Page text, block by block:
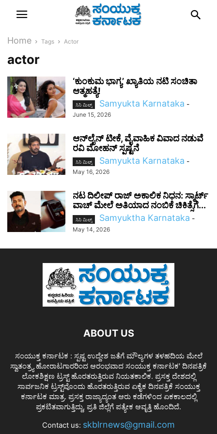
Home Tags Actor
actor
‘ಕುಂಕುಮ ಭಾಗ್ಯ’ ಖ್ಯಾತಿಯ ನಟಿ ಸಂಚಿತಾ
ಆತ್ಮಹತ್ಯೆ!
ಸಿನಿ ಮಿಲ್ಸ್ Samyukta Karnataka -
June 15, 2026
ಆನ್‌ಲೈನ್ ಟೀಕೆ, ವೈವಾಹಿಕ ವಿವಾದ ನಡುವೆ
ರವಿ ಮೋಹನ್ ಸ್ಪಷ್ಟನೆ
ಸಿನಿ ಮಿಲ್ಸ್ Samyukta Karnataka -
May 16, 2026
ನಟ ದಿಲೀಪ್ ರಾಜ್ ಅಕಾಲಿಕ ನಿಧನ: ಸ್ಮಾರ್ಟ್
ವಾಚ್ ಮೇಲೆ ಅತಿಯಾದ ನಂಬಿಕೆ ಚಿಕಿತ್ಸೆಗೆ...
ಸಿನಿ ಮಿಲ್ಸ್ Samyuktha Karnataka -
May 14, 2026
ABOUT US
ಸಂಯುಕ್ತ ಕರ್ನಾಟಕ : ಸ್ಪಷ್ಟ ಉದ್ದೇಶ ಜತೆಗೆ ಮೌಲ್ಯಗಳ ತಳಹದಿಯ ಮೇಲೆ
ಸ್ವಾತಂತ್ರ್ಯ ಹೋರಾಟಗಾರರಿಂದ ಆರಂಭವಾದ ಸಂಯುಕ್ತ ಕರ್ನಾಟಕ' ದಿನಪತ್ರಿಕೆ
ಲೋಕಶಿಕ್ಷಣ ಟ್ರಸ್ಟ್ ಹೊರತರುತ್ತಿರುವ ನಿಯತಕಾಲಿಕ. ಪ್ರಸಕ್ತ ದೇಶದಲ್ಲಿ
ಸಾರ್ವಜನಿಕ ಟ್ರಸ್ಟ್‌ವೊಂದು ಹೊರತರುತ್ತಿರುವ ಏಕೈಕ ದಿನಪತ್ರಿಕೆ ಸಂಯುಕ್ತ
ಕರ್ನಾಟಕ ಮಾತ್ರ. ಪ್ರಸಕ್ತ ರಾಜ್ಯಾದ್ಯಂತ ಆರು ಕಡೆಗಳಿಂದ ಏಕಕಾಲದಲ್ಲಿ
ಪ್ರಕಟಿತವಾಗುತ್ತಿದ್ದು, ಪ್ರತಿ ಜಿಲ್ಲೆಗೆ ಪತ್ಯೇಕ ಆವೃತ್ತಿ ಹೊಂದಿದೆ.
Contact us: skblrnews@gmail.com